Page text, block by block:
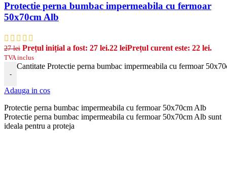
Protectie perna bumbac impermeabila cu fermoar
50x70cm Alb
27lei Prețul inițial a fost: 27 lei.22 leiPrețul curent este: 22 lei.
TVA inclus
-
Cantitate Protectie perna bumbac impermeabila cu fermoar
Adauga in cos
Protectie perna bumbac impermeabila cu fermoar 50x70cm Alb
Protectie perna bumbac impermeabila cu fermoar 50x70cm Alb sunt
ideala pentru a proteja